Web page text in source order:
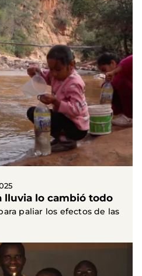
lluvia lo cambió todo
paliar los efectos de las